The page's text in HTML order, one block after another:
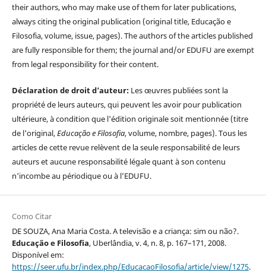
their authors, who may make use of them for later publications,
always citing the original publication (original title, Educação e
Filosofia, volume, issue, pages). The authors of the articles published
are fully responsible for them; the journal and/or EDUFU are exempt
from legal responsibility for their content.
Déclaration de droit d’auteur: Les œuvres publiées sont la
propriété de leurs auteurs, qui peuvent les avoir pour publication
ultérieure, à condition que l'édition originale soit mentionnée (titre
de l'original,Educação e Filosofia, volume, nombre, pages). Tous les
articles de cette revue relèvent de la seule responsabilité de leurs
auteurs et aucune responsabilité légale quant à son contenu
n'incombe au périodique ou à l’EDUFU.
Como Citar
DE SOUZA, Ana Maria Costa. A televisão e a criança: sim ou não?.
Educação e Filosofia, Uberlândia, v. 4, n. 8, p. 167–171, 2008.
Disponível em:
https://seer.ufu.br/index.php/EducacaoFilosofia/article/view/1275.